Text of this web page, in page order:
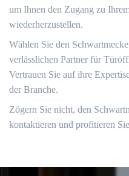
um Ihnen den Zugang zu
wiederherzustellen.
Wählen Sie den
verlässlichen Partner für
Vertrauen Sie auf ihre
der Branche.​
Zögern Sie nicht, den
kontaktieren und profitieren